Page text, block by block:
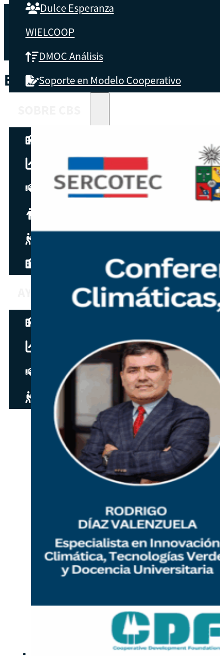
Dulce Esperanza
WIELCOOP
DMOC Análisis
Soporte en Modelo Cooperativo
Resultados clave
Testimonios
Recursos para estudiantes pronto
Guía del instructor pronto
Contacto
ETIQUETA:SERCOTEC